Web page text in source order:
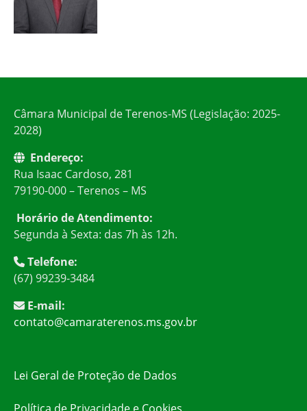
Câmara Municipal de Terenos-MS (Legislação: 2025-
2028)
Endereço:
Rua Isaac Cardoso, 281
79190-000 – Terenos – MS
Horário de Atendimento:
Segunda à Sexta: das 7h às 12h.
Telefone:
(67) 99239-3484
E-mail:
contato@camaraterenos.ms.gov.br
Lei Geral de Proteção de Dados